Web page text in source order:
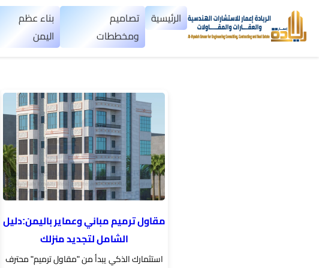
الرئيسية
تصاميم
ومخططات
بناء عظم
اليمن
×
مقاول ترميم مباني وعماير باليمن:دليل
الشامل لتجديد منزلك
استثمارك الذكي يبدأ من "مقاول ترميم" محترف